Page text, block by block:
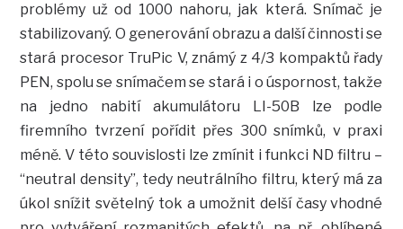
problémy už od 1000 nahoru, jak která. Snímač je
stabilizovaný. O generování obrazu a další činnosti se
stará procesor TruPic V, známý z 4/3 kompaktů řady
PEN, spolu se snímačem se stará i o úspornost, takže
na jedno nabití akumulátoru LI-50B lze podle
firemního tvrzení pořídit přes 300 snímků, v praxi
méně. V této souvislosti lze zmínit i funkci ND filtru –
“neutral density”, tedy neutrálního filtru, který má za
úkol snížit světelný tok a umožnit delší časy vhodné